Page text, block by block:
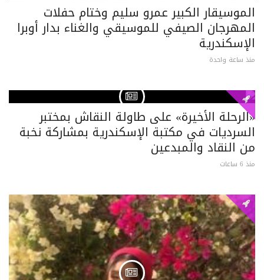
الموسيقار الكبير عمرو سليم وختام حفلات
المهرجان الصيفي للموسيقي والغناء بدار أوبرا
الإسكندرية
منذ ساعة واحدة
«الرحلة الأخيرة» على طاولة النقاش بمختبر
السرديات في مكتبة الإسكندرية بمشاركة نخبة
من النقاد والمبدعين
منذ 6 ساعات